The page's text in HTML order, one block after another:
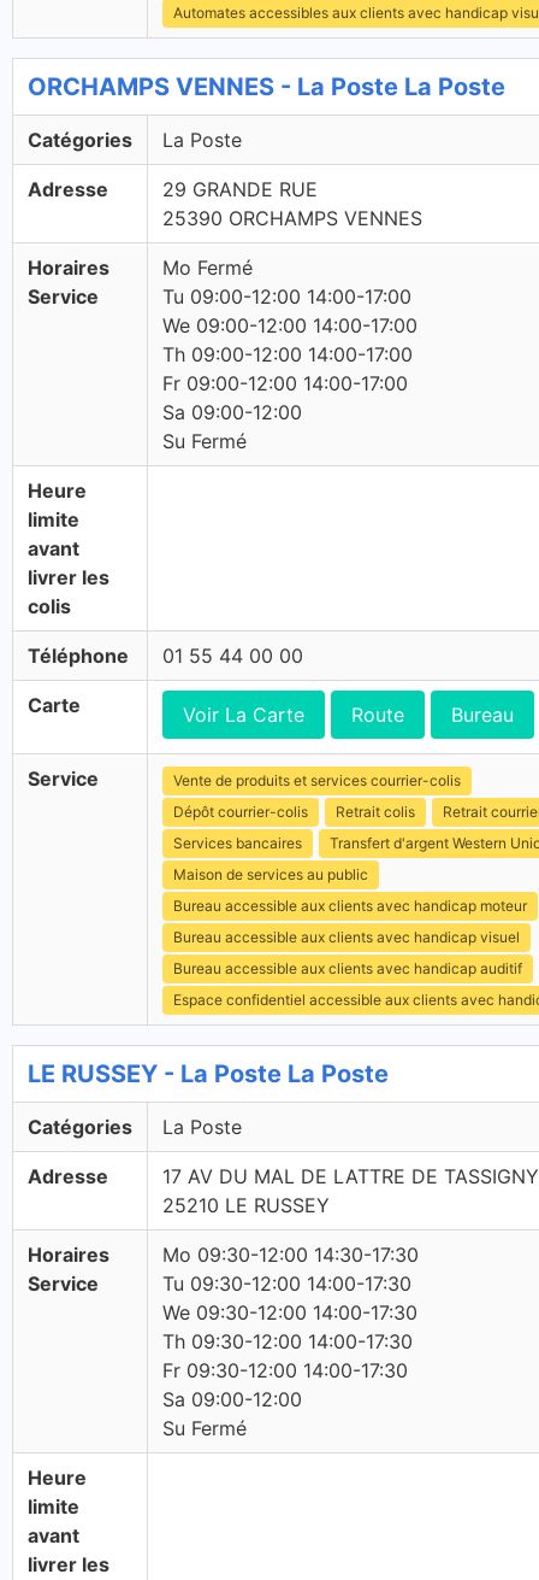
Automates accessibles aux clients avec handicap
ORCHAMPS VENNES - La Poste La Poste
Catégories La Poste
Adresse
29 GRANDE RUE
25390 ORCHAMPS VENNES
Horaires
Service
Mo Fermé
Tu 09:00-12:00 14:00-17:00
We 09:00-12:00 14:00-17:00
Th 09:00-12:00 14:00-17:00
Fr 09:00-12:00 14:00-17:00
Sa 09:00-12:00
Su Fermé
Heure
limite
avant
livrer les
colis
Téléphone 01 55 44 00 00
Carte Voir La Carte Route Bureau
Service
Vente de produits et services courrier-colis
Dépôt courrier-colis
Retrait colis
Retrait
Services bancaires
Transfert d'argent Western
Maison de services au public
Bureau accessible aux clients avec handicap moteur
Bureau accessible aux clients avec handicap visuel
Bureau accessible aux clients avec handicap auditif
Espace confidentiel accessible aux clients avec
LE RUSSEY - La Poste La Poste
Catégories La Poste
Adresse
17 AV DU MAL DE LATTRE DE TASSIGNY
25210 LE RUSSEY
Horaires
Service
Mo 09:30-12:00 14:30-17:30
Tu 09:30-12:00 14:00-17:30
We 09:30-12:00 14:00-17:30
Th 09:30-12:00 14:00-17:30
Fr 09:30-12:00 14:00-17:30
Sa 09:00-12:00
Su Fermé
Heure
limite
avant
livrer les